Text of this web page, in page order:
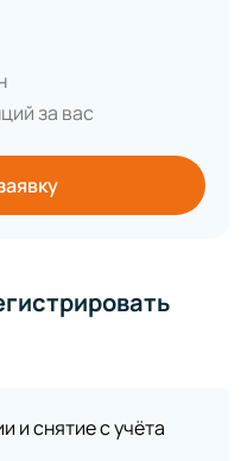
за вас
и снятие с учёта